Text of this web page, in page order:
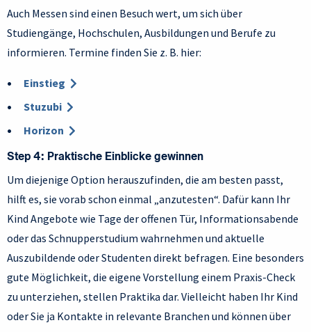
Auch Messen sind einen Besuch wert, um sich über
Studiengänge, Hochschulen, Ausbildungen und Berufe zu
informieren. Termine finden Sie z. B. hier:
Einstieg
Stuzubi
Horizon
Step 4: Praktische Einblicke gewinnen
Um diejenige Option herauszufinden, die am besten passt,
hilft es, sie vorab schon einmal „anzutesten“. Dafür kann Ihr
Kind Angebote wie Tage der offenen Tür, Informationsabende
oder das Schnupperstudium wahrnehmen und aktuelle
Auszubildende oder Studenten direkt befragen. Eine besonders
gute Möglichkeit, die eigene Vorstellung einem Praxis-Check
zu unterziehen, stellen Praktika dar. Vielleicht haben Ihr Kind
oder Sie ja Kontakte in relevante Branchen und können über